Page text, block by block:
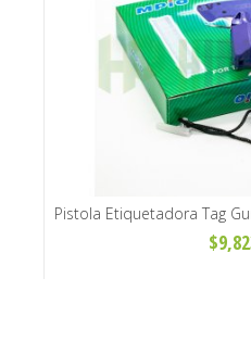
Pistola Etiquetadora Tag
Fina y